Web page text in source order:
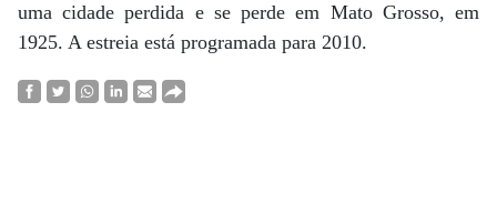
uma cidade perdida e se perde em Mato Grosso, em
1925. A estreia está programada para 2010.